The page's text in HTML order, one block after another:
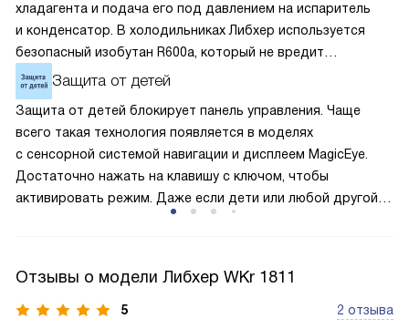
хладагента и подача его под давлением на испаритель
и конденсатор. В холодильниках Либхер используется
безопасный изобутан R600a, который не вредит
окружающей среде. Компрессор перегоняет его
по охладительному контуру по принципу насоса. Чем
лучше работает «мотор» прибора, тем качественнее
и быстрее происходит охлаждение, затрачивается
меньше электроэнергии.
Защита от детей
Защита от детей блокирует панель управления. Чаще
всего такая технология появляется в моделях
с сенсорной системой навигации и дисплеем MagicEye.
Достаточно нажать на клавишу с ключом, чтобы
активировать режим. Даже если дети или любой другой
размораживаться или работать с энергозатратными
опциями.
Отзывы о модели Либхер WKr 1811
5 2 отзыва